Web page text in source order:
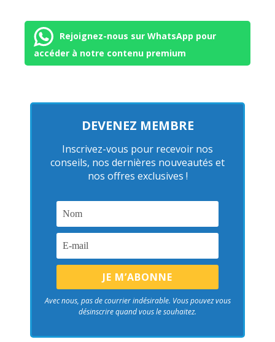
Rejoignez-nous sur WhatsApp pour
accéder à notre contenu premium
DEVENEZ MEMBRE
Inscrivez-vous pour recevoir nos
conseils, nos dernières nouveautés et
nos offres exclusives !
Avec nous, pas de courrier indésirable. Vous pouvez vous
désinscrire quand vous le souhaitez.